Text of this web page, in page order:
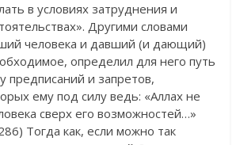
в условиях затруднения и
Другими словами
человека и давший (и дающий)
определил для него путь
предписаний и запретов,
ему под силу ведь: «Аллах не
сверх его возможностей…»
Тогда как, если можно так